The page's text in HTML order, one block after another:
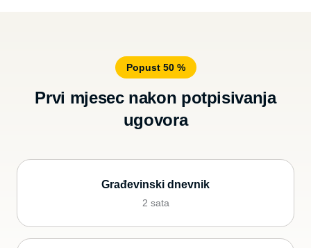
Popust 50 %
Prvi mjesec nakon potpisivanja
ugovora
Građevinski dnevnik
2 sata